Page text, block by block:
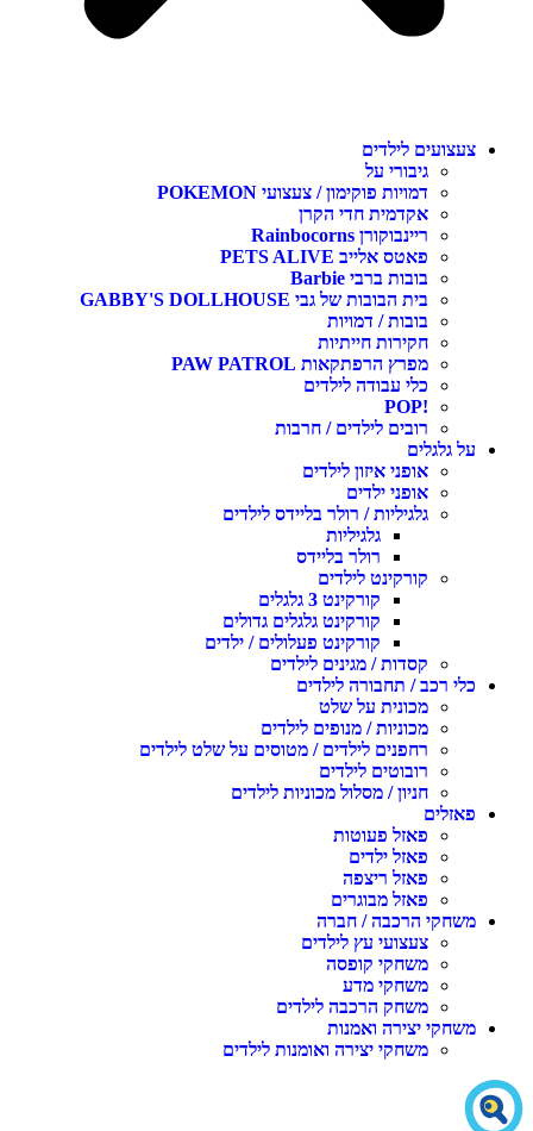
לילדים
גיבורי על
דמויות פוקימון / צעצועי POKEMON
אקדמית חדי הקרן
ריינבוקורן Rainbocorns
פאטס אלייב PETS ALIVE
בובות ברבי Barbie
בית הבובות של גבי GABBY'S DOLLHOUSE
בובות / דמויות
חקירות חייתיות
מפרץ הרפתקאות PAW PATROL
כלי עבודה לילדים
רובים לילדים / חרבות
גלגלים
אופני איזון לילדים
אופני ילדים
גלגיליות / רולר בליידס לילדים
גלגיליות
רולר בליידס
קורקינט לילדים
קורקינט 3 גלגלים
קורקינט גלגלים גדולים
קורקינט פעלולים / ילדים
קסדות / מגינים לילדים
רכב / תחבורה לילדים
מכונית על שלט
מכוניות / מנופים לילדים
רחפנים לילדים / מטוסים על שלט לילדים
רובוטים לילדים
חניון / מסלול מכוניות לילדים
פאזל פעוטות
פאזל ילדים
פאזל ריצפה
פאזל מבוגרים
הרכבה / חברה
צעצועי עץ לילדים
משחקי קופסה
משחקי מדע
משחק הרכבה לילדים
יצירה ואמנות
משחקי יצירה ואומנות לילדים